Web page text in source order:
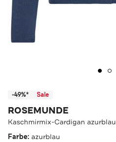
-49%* Sale
ROSEMUNDE
Kaschmirmix-Cardigan azurblau
Farbe: azurblau